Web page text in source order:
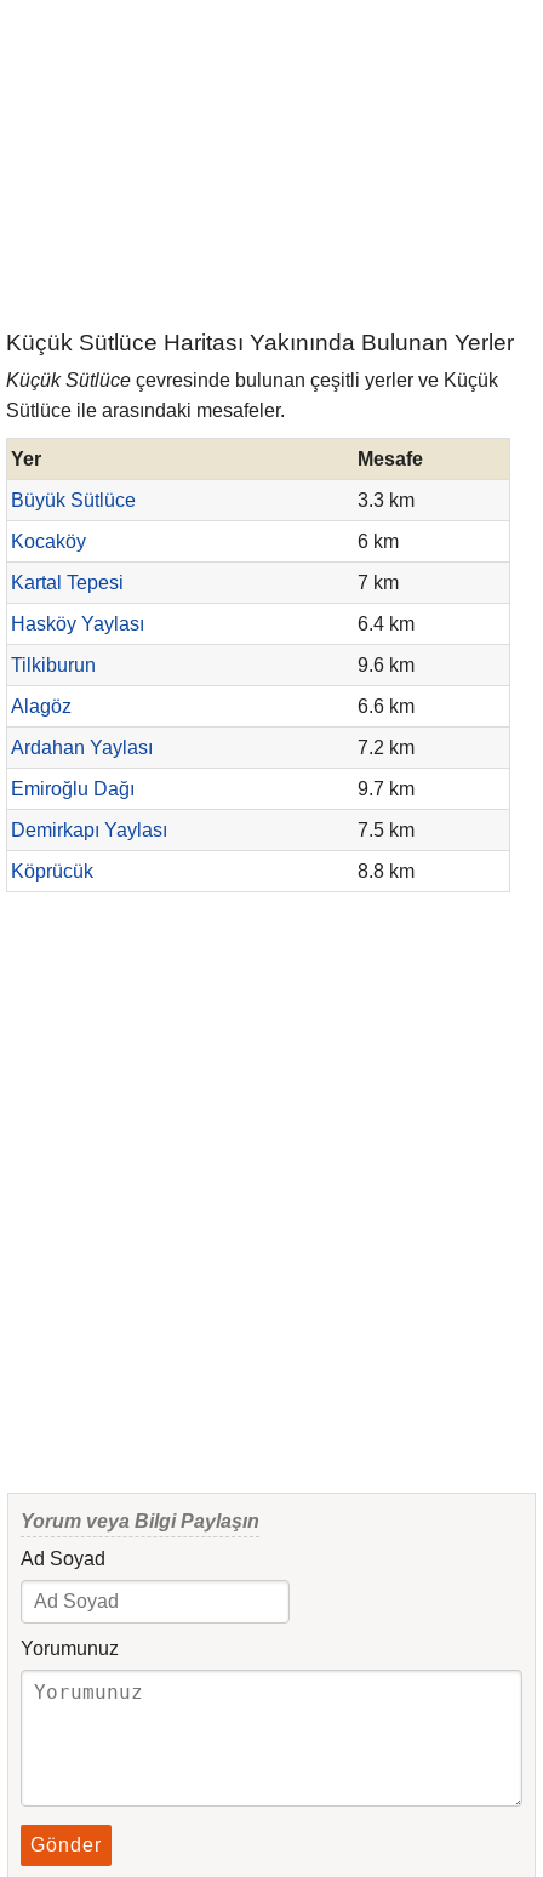
Küçük Sütlüce Haritası Yakınında Bulunan Yerler
Küçük Sütlüce çevresinde bulunan çeşitli yerler ve Küçük
Sütlüce ile arasındaki mesafeler.
Yer
Mesafe
Büyük Sütlüce
3.3 km
Kocaköy
6 km
Kartal Tepesi
7 km
Hasköy Yaylası
6.4 km
Tilkiburun
9.6 km
Alagöz
6.6 km
Ardahan Yaylası
7.2 km
Emiroğlu Dağı
9.7 km
Demirkapı Yaylası
7.5 km
Köprücük
8.8 km
Yorum veya Bilgi Paylaşın
Ad Soyad
Yorumunuz
Gönder